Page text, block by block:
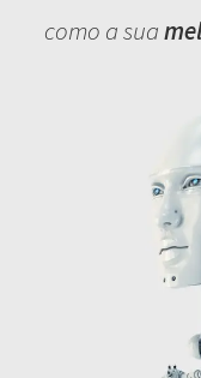
como a sua